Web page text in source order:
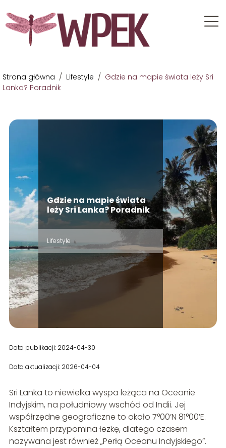
Strona główna / Lifestyle / Gdzie na mapie świata leży Sri
Lanka? Poradnik
Gdzie na mapie świata
leży Sri Lanka? Poradnik
Lifestyle
Data publikacji: 2024-04-30
Data aktualizacji: 2026-04-04
Sri Lanka to niewielka wyspa leżąca na Oceanie
Indyjskim, na południowy wschód od Indii. Jej
współrzędne geograficzne to około 7°00’N 81°00’E.
Kształtem przypomina łezkę, dlatego czasem
nazywana jest również „Perłą Oceanu Indyjskiego”.